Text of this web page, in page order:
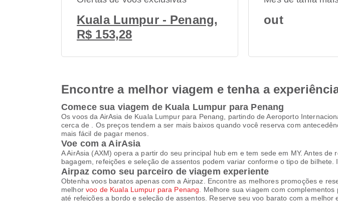
Kuala Lumpur - Penang,
R$ 153,28
out
Encontre a melhor viagem e tenha a
Comece sua viagem de Kuala Lumpur para Penang
Os voos da AirAsia de Kuala Lumpur para Penang, partindo de Aeroporto
cerca de . Os preços tendem a ser mais baixos quando você reserva com
mais fácil de pagar menos.
Voe com a AirAsia
A AirAsia (AXM) opera a partir do seu principal hub em e tem sede em MY. Antes
bagagem, refeições e seleção de assentos podem variar conforme o tipo de
Airpaz como seu parceiro de viagem experiente
Obtenha voos baratos apenas com a Airpaz. Encontre as melhores promoções e
melhor voo de Kuala Lumpur para Penang . Melhore sua viagem com
até refeições a bordo e seleção de assentos. Reserve seu voo barato com a melhor